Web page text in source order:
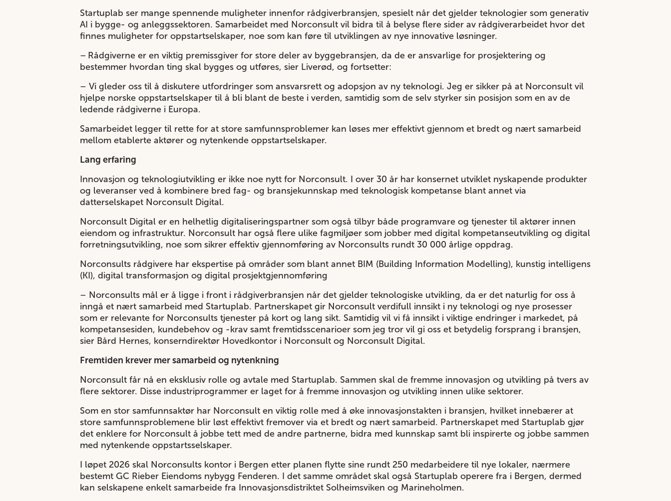
Startuplab ser mange spennende muligheter innenfor rådgiverbransjen, spesielt når det gjelder teknologier som generativ
AI i bygge- og anleggssektoren. Samarbeidet med Norconsult vil bidra til å belyse flere sider av rådgiverarbeidet hvor det
finnes muligheter for oppstartselskaper, noe som kan føre til utviklingen av nye innovative løsninger.
– Rådgiverne er en viktig premissgiver for store deler av byggebransjen, da de er ansvarlige for prosjektering og
bestemmer hvordan ting skal bygges og utføres, sier Liverød, og fortsetter:
– Vi gleder oss til å diskutere utfordringer som ansvarsrett og adopsjon av ny teknologi. Jeg er sikker på at Norconsult vil
hjelpe norske oppstartselskaper til å bli blant de beste i verden, samtidig som de selv styrker sin posisjon som en av de
ledende rådgiverne i Europa.
Samarbeidet legger til rette for at store samfunnsproblemer kan løses mer effektivt gjennom et bredt og nært samarbeid
mellom etablerte aktører og nytenkende oppstartselskaper.
Lang erfaring
Innovasjon og teknologiutvikling er ikke noe nytt for Norconsult. I over 30 år har konsernet utviklet nyskapende produkter
og leveranser ved å kombinere bred fag- og bransjekunnskap med teknologisk kompetanse blant annet via
datterselskapet Norconsult Digital.
Norconsult Digital er en helhetlig digitaliseringspartner som også tilbyr både programvare og tjenester til aktører innen
eiendom og infrastruktur. Norconsult har også flere ulike fagmiljøer som jobber med digital kompetanseutvikling og digital
forretningsutvikling, noe som sikrer effektiv gjennomføring av Norconsults rundt 30 000 årlige oppdrag.
Norconsults rådgivere har ekspertise på områder som blant annet BIM (Building Information Modelling), kunstig intelligens
(KI), digital transformasjon og digital prosjektgjennomføring
– Norconsults mål er å ligge i front i rådgiverbransjen når det gjelder teknologiske utvikling, da er det naturlig for oss å
inngå et nært samarbeid med Startuplab. Partnerskapet gir Norconsult verdifull innsikt i ny teknologi og nye prosesser
som er relevante for Norconsults tjenester på kort og lang sikt. Samtidig vil vi få innsikt i viktige endringer i markedet, på
kompetansesiden, kundebehov og -krav samt fremtidsscenarioer som jeg tror vil gi oss et betydelig forsprang i bransjen,
sier Bård Hernes, konserndirektør Hovedkontor i Norconsult og Norconsult Digital.
Fremtiden krever mer samarbeid og nytenkning
Norconsult får nå en eksklusiv rolle og avtale med Startuplab. Sammen skal de fremme innovasjon og utvikling på tvers av
flere sektorer. Disse industriprogrammer er laget for å fremme innovasjon og utvikling innen ulike sektorer.
Som en stor samfunnsaktør har Norconsult en viktig rolle med å øke innovasjonstakten i bransjen, hvilket innebærer at
store samfunnsproblemene blir løst effektivt fremover via et bredt og nært samarbeid. Partnerskapet med Startuplab gjør
det enklere for Norconsult å jobbe tett med de andre partnerne, bidra med kunnskap samt bli inspirerte og jobbe sammen
med nytenkende oppstartsselskaper.
I løpet 2026 skal Norconsults kontor i Bergen etter planen flytte sine rundt 250 medarbeidere til nye lokaler, nærmere
bestemt GC Rieber Eiendoms nybygg Fenderen. I det samme området skal også Startuplab operere fra i Bergen, dermed
kan selskapene enkelt samarbeide fra Innovasjonsdistriktet Solheimsviken og Marineholmen.